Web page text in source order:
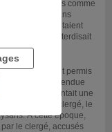
être considérés comme
très prisés dans
les Romains étaient
romaine interdisait
âge et auraient permis
diffusion étant rendue
représentait une
cœur pour le clergé, le
À cette époque,
le clergé, accusés